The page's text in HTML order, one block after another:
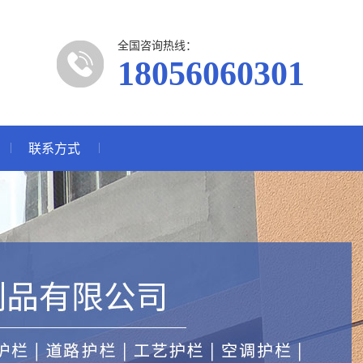
全国咨询热线：
18056060301
联系方式